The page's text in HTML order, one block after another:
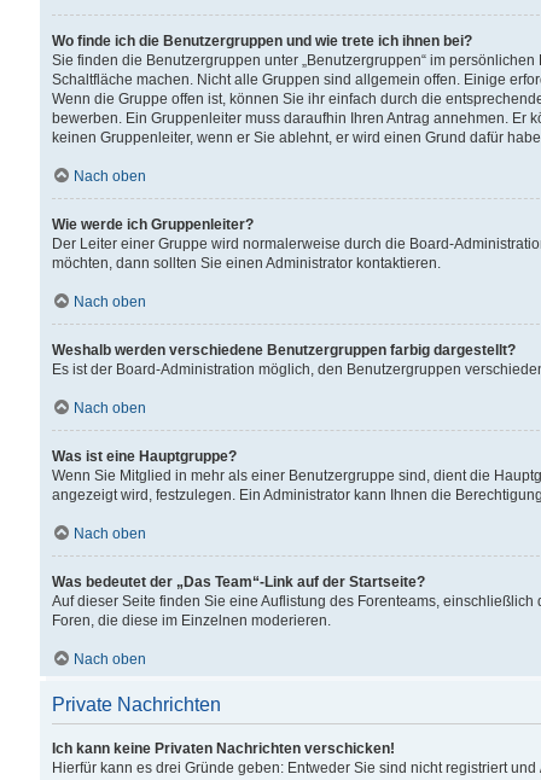
Wo finde ich die Benutzergruppen und wie trete ich ihnen bei?
Sie finden die Benutzergruppen unter „Benutzergruppen“ im
Schaltfläche machen. Nicht alle Gruppen sind allgemein offen. Einige
Wenn die Gruppe offen ist, können Sie ihr einfach durch die
bewerben. Ein Gruppenleiter muss daraufhin Ihren Antrag annehmen.
keinen Gruppenleiter, wenn er Sie ablehnt, er wird einen Grund dafür
Nach oben
Wie werde ich Gruppenleiter?
Der Leiter einer Gruppe wird normalerweise durch die Board-
möchten, dann sollten Sie einen Administrator kontaktieren.
Nach oben
Weshalb werden verschiedene Benutzergruppen farbig dargestellt?
Es ist der Board-Administration möglich, den Benutzergruppen
Nach oben
Was ist eine Hauptgruppe?
Wenn Sie Mitglied in mehr als einer Benutzergruppe sind, dient die
angezeigt wird, festzulegen. Ein Administrator kann Ihnen die
Nach oben
Was bedeutet der „Das Team“-Link auf der Startseite?
Auf dieser Seite finden Sie eine Auflistung des Forenteams,
Foren, die diese im Einzelnen moderieren.
Nach oben
Private Nachrichten
Ich kann keine Privaten Nachrichten verschicken!
Hierfür kann es drei Gründe geben: Entweder Sie sind nicht registriert